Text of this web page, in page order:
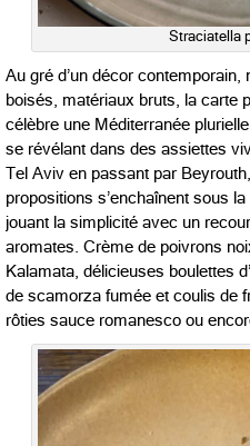
Straciatella
Au gré d’un décor
boisés, matériaux bruts, la carte
célèbre une Méditerranée
se révélant dans des assiettes
Tel Aviv en passant par
propositions s’enchaînent sous
jouant la simplicité avec un
aromates. Crème de poivrons
Kalamata, délicieuses boulettes
de scamorza fumée et coulis de
rôties sauce romanesco ou